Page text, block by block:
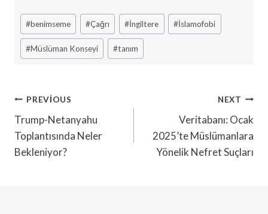
Post
Tags:
#benimseme #Çağrı #İngiltere #İslamofobi
#Müslüman Konseyi #tanım
Yazı
Gezinmesi
PREVIOUS
Trump-Netanyahu
Toplantısında Neler
Bekleniyor?
NEXT
Veritabanı: Ocak
2025’te Müslümanlara
Yönelik Nefret Suçları